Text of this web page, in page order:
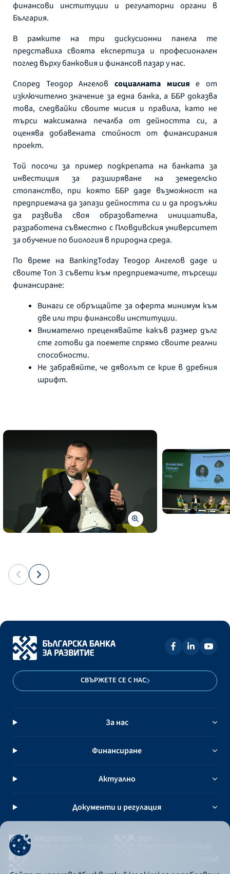
финансови институции и регулаторни органи в
България.
В рамките на три дискусионни панела те
представиха своята експертиза и професионален
поглед върху банковия и финансов пазар у нас.
Според Теодор Ангелов социалната мисияе от
изключително значение за една банка, а ББР доказва
това, следвайки своите мисия и правила, като не
търси максимална печалба от дейността си, а
оценява добавената стойност от финансирания
проект.
Той посочи за пример подкрепата на банката за
инвестиция за разширяване на земеделско
стопанство, при която ББР даде възможност на
предприемача да запази дейността си и да продължи
да развива своя образователна инициатива,
разработена съвместно с Пловдивския университет
за обучение по биология в природна среда.
По време на BankingToday Теодор Ангелов даде и
своите Топ 3 съвети към предприемачите, търсещи
финансиране:
Винаги се обръщайте за оферта минимум към
две или три финансови институции.
Внимателно преценявайте какъв размер дълг
сте готови да поемете спрямо своите реални
способности.
Не забравяйте, че дяволът се крие в дребния
шрифт.
СВЪРЖЕТЕ СЕ С НАС
За нас
Финансиране
Актуално
Документи и регулация